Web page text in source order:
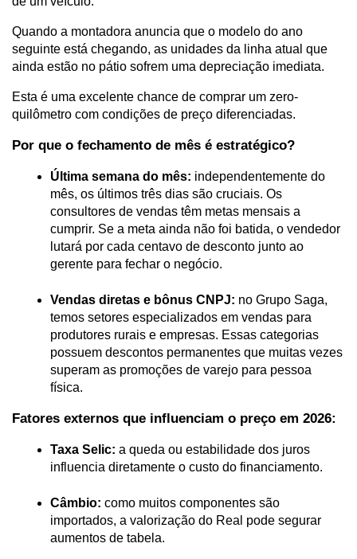
Quando a montadora anuncia que o modelo do ano
seguinte está chegando, as unidades da linha atual que
ainda estão no pátio sofrem uma depreciação imediata.
Esta é uma excelente chance de comprar um zero-
quilômetro com condições de preço diferenciadas.
Por que o fechamento de mês é estratégico?
Última semana do mês: independentemente do
mês, os últimos três dias são cruciais. Os
consultores de vendas têm metas mensais a
cumprir. Se a meta ainda não foi batida, o vendedor
lutará por cada centavo de desconto junto ao
gerente para fechar o negócio.
Vendas diretas e bônus CNPJ: no Grupo Saga,
temos setores especializados em vendas para
produtores rurais e empresas. Essas categorias
possuem descontos permanentes que muitas vezes
superam as promoções de varejo para pessoa
física.
Fatores externos que influenciam o preço em 2026:
Taxa Selic: a queda ou estabilidade dos juros
influencia diretamente o custo do financiamento.
Câmbio: como muitos componentes são
importados, a valorização do Real pode segurar
aumentos de tabela.